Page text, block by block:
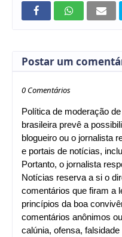
Postar um
0 Comentários
Política de moderação
brasileira prevê a
blogueiro ou o jornalista
e portais de notícias,
Portanto, o jornalista
Notícias reserva a si o
comentários que firam a
princípios da boa
comentários anônimos
calúnia, ofensa,